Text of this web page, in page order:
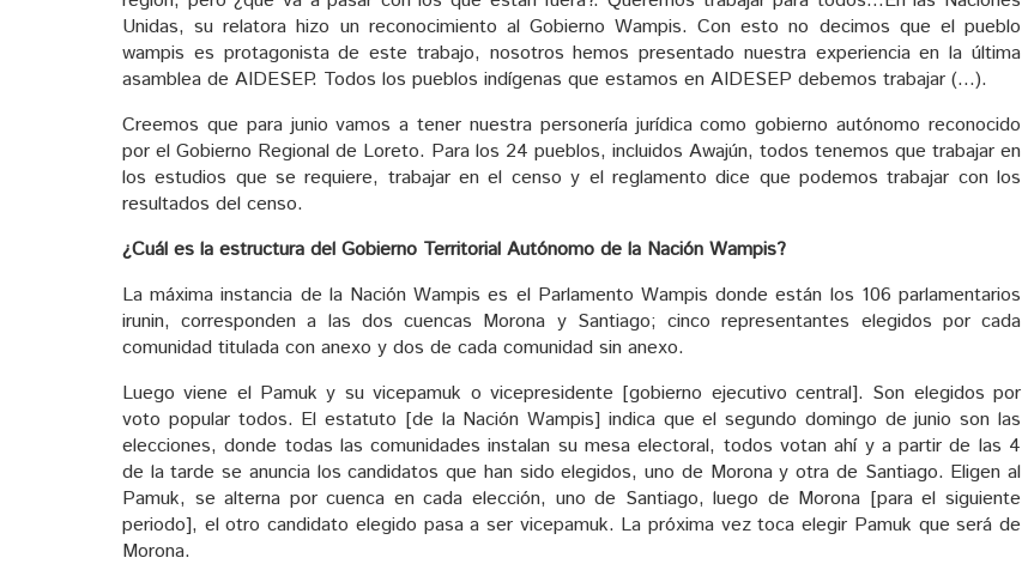
Unidas, su relatora hizo un reconocimiento al Gobierno Wampis. Con esto no decimos que el pueblo
wampis es protagonista de este trabajo, nosotros hemos presentado nuestra experiencia en la última
asamblea de AIDESEP. Todos los pueblos indígenas que estamos en AIDESEP debemos trabajar (…).
Creemos que para junio vamos a tener nuestra personería jurídica como gobierno autónomo reconocido
por el Gobierno Regional de Loreto. Para los 24 pueblos, incluidos Awajún, todos tenemos que trabajar en
los estudios que se requiere, trabajar en el censo y el reglamento dice que podemos trabajar con los
resultados del censo.
¿Cuál es la estructura del Gobierno Territorial Autónomo de la Nación Wampis?
La máxima instancia de la Nación Wampis es el Parlamento Wampis donde están los 106 parlamentarios
irunin, corresponden a las dos cuencas Morona y Santiago; cinco representantes elegidos por cada
comunidad titulada con anexo y dos de cada comunidad sin anexo.
Luego viene el Pamuk y su vicepamuk o vicepresidente [gobierno ejecutivo central]. Son elegidos por
voto popular todos. El estatuto [de la Nación Wampis] indica que el segundo domingo de junio son las
elecciones, donde todas las comunidades instalan su mesa electoral, todos votan ahí y a partir de las 4
de la tarde se anuncia los candidatos que han sido elegidos, uno de Morona y otra de Santiago. Eligen al
Pamuk, se alterna por cuenca en cada elección, uno de Santiago, luego de Morona [para el siguiente
periodo], el otro candidato elegido pasa a ser vicepamuk. La próxima vez toca elegir Pamuk que será de
Morona.